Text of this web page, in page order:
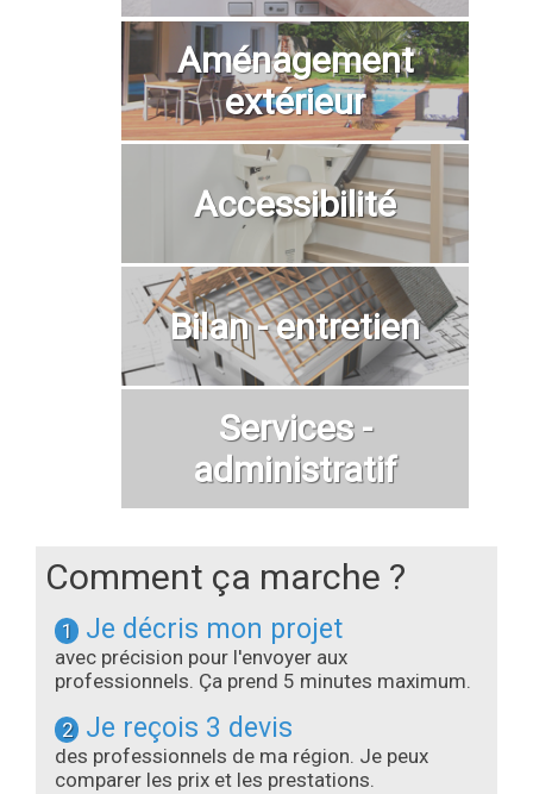
Aménagement
extérieur
Accessibilité
Bilan - entretien
Services -
administratif
Comment ça marche ?
1 Je décris mon projet
avec précision pour l'envoyer aux
professionnels. Ça prend 5 minutes maximum.
2 Je reçois 3 devis
des professionnels de ma région. Je peux
comparer les prix et les prestations.